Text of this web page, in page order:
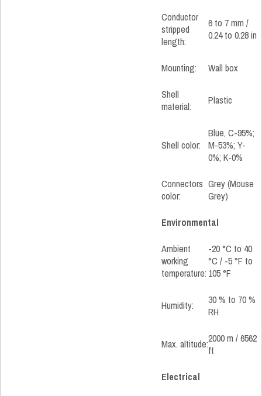
Conductor
stripped
length:
6 to 7 mm /
0.24 to 0.28 in
Mounting: Wall box
Shell
material:
Plastic
Shell color:
Blue, C-95%;
M-53%; Y-
0%; K-0%
Connectors
color:
Grey (Mouse
Grey)
Environmental
Ambient
working
temperature:
-20 °C to 40
°C / -5 °F to
105 °F
Humidity:
30 % to 70 %
RH
Max. altitude:2000 m / 6562
ft
Electrical